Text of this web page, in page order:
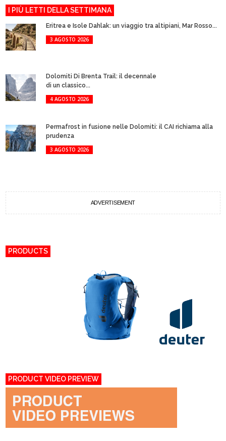
I PIÙ LETTI DELLA SETTIMANA
Eritrea e Isole Dahlak: un viaggio tra altipiani, Mar Rosso...
3 AGOSTO 2026
Dolomiti Di Brenta Trail: il decennale
di un classico...
4 AGOSTO 2026
Permafrost in fusione nelle Dolomiti: il CAI richiama alla
prudenza
3 AGOSTO 2026
ADVERTISEMENT
PRODUCTS
PRODUCT VIDEO PREVIEW